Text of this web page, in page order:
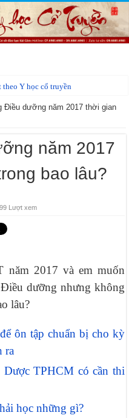
Y học cổ truyền
kinh bằng Đông y
Điều dưỡng năm 2017 thời gian
năm 2017
bao lâu?
Lượt xem
năm 2017 và em muốn
dưỡng nhưng không
lâu?
ôn tập chuẩn bị cho kỳ
ra
Dược TPHCM có cần thi
học những gì?